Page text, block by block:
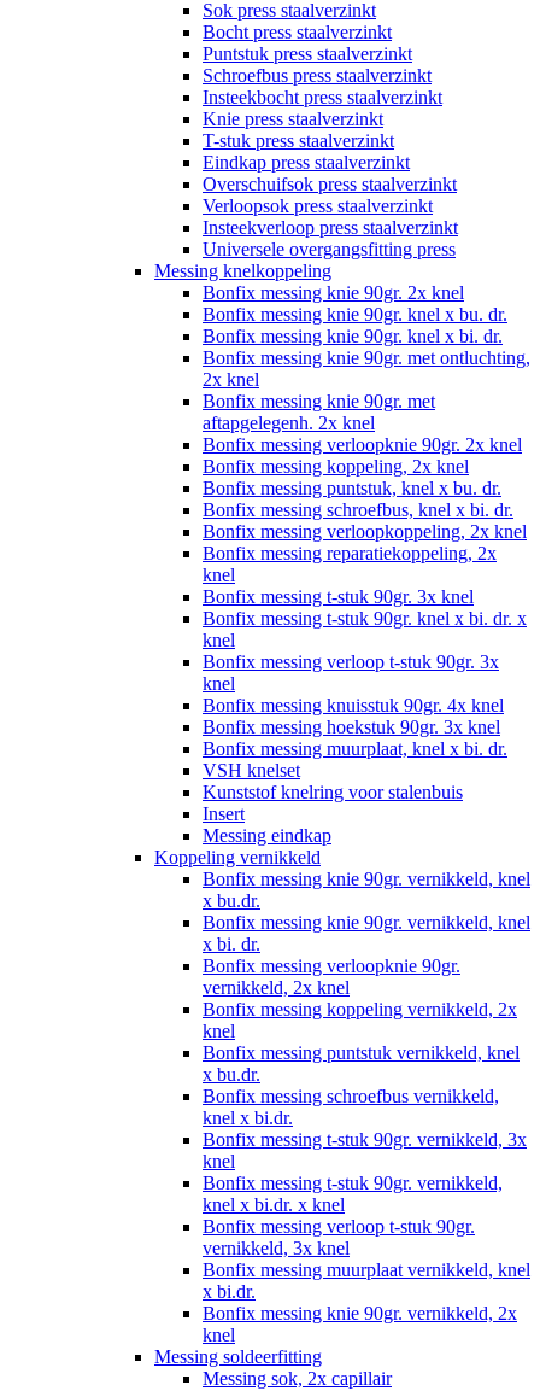
Sok press staalverzinkt
Bocht press staalverzinkt
Puntstuk press staalverzinkt
Schroefbus press staalverzinkt
Insteekbocht press staalverzinkt
Knie press staalverzinkt
T-stuk press staalverzinkt
Eindkap press staalverzinkt
Overschuifsok press staalverzinkt
Verloopsok press staalverzinkt
Insteekverloop press staalverzinkt
Universele overgangsfitting press
Messing knelkoppeling
Bonfix messing knie 90gr. 2x knel
Bonfix messing knie 90gr. knel x bu. dr.
Bonfix messing knie 90gr. knel x bi. dr.
Bonfix messing knie 90gr. met ontluchting,
2x knel
Bonfix messing knie 90gr. met
aftapgelegenh. 2x knel
Bonfix messing verloopknie 90gr. 2x knel
Bonfix messing koppeling, 2x knel
Bonfix messing puntstuk, knel x bu. dr.
Bonfix messing schroefbus, knel x bi. dr.
Bonfix messing verloopkoppeling, 2x knel
Bonfix messing reparatiekoppeling, 2x
knel
Bonfix messing t-stuk 90gr. 3x knel
Bonfix messing t-stuk 90gr. knel x bi. dr. x
knel
Bonfix messing verloop t-stuk 90gr. 3x
knel
Bonfix messing knuisstuk 90gr. 4x knel
Bonfix messing hoekstuk 90gr. 3x knel
Bonfix messing muurplaat, knel x bi. dr.
VSH knelset
Kunststof knelring voor stalenbuis
Insert
Messing eindkap
Koppeling vernikkeld
Bonfix messing knie 90gr. vernikkeld, knel
x bu.dr.
Bonfix messing knie 90gr. vernikkeld, knel
x bi. dr.
Bonfix messing verloopknie 90gr.
vernikkeld, 2x knel
Bonfix messing koppeling vernikkeld, 2x
knel
Bonfix messing puntstuk vernikkeld, knel
x bu.dr.
Bonfix messing schroefbus vernikkeld,
knel x bi.dr.
Bonfix messing t-stuk 90gr. vernikkeld, 3x
knel
Bonfix messing t-stuk 90gr. vernikkeld,
knel x bi.dr. x knel
Bonfix messing verloop t-stuk 90gr.
vernikkeld, 3x knel
Bonfix messing muurplaat vernikkeld, knel
x bi.dr.
Bonfix messing knie 90gr. vernikkeld, 2x
knel
Messing soldeerfitting
Messing sok, 2x capillair